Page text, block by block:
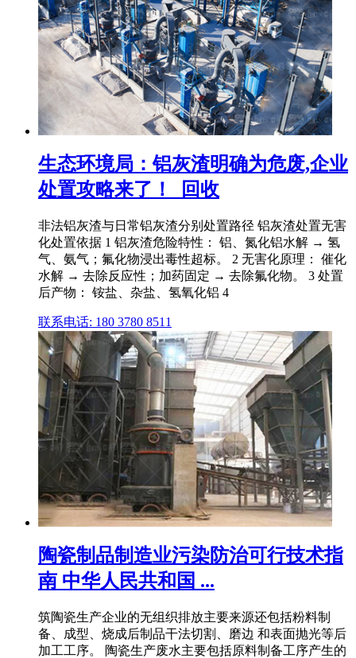
生态环境局：铝灰渣明确为危废,企业
处置攻略来了！_回收
非法铝灰渣与日常铝灰渣分别处置路径 铝灰渣处置无害
化处置依据 1 铝灰渣危险特性： 铝、氮化铝水解 → 氢
气、氨气；氟化物浸出毒性超标。 2 无害化原理： 催化
水解 → 去除反应性；加药固定 → 去除氟化物。 3 处置
后产物： 铵盐、杂盐、氢氧化铝 4
联系电话: 180 3780 8511
陶瓷制品制造业污染防治可行技术指
南 中华人民共和国 ...
筑陶瓷生产企业的无组织排放主要来源还包括粉料制
备、成型、烧成后制品干法切割、磨边 和表面抛光等后
加工工序。 陶瓷生产废水主要包括原料制备工序产生的